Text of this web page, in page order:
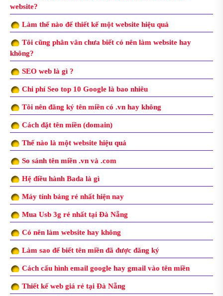
website?
Làm thế nào để thiết kế một website hiệu quả
Tôi cũng phân vân chưa biết có nên làm website hay
không?
SEO web là gì ?
Chi phí Seo top 10 Google là bao nhiêu
Tôi nên đăng ký tên miền có .vn hay không
Cách đặt tên miền (domain)
Thế nào là một website hiệu quả
So sánh tên miền .vn và .com
Hệ điều hành Bada là gì
Máy tính bảng rẻ nhất hiện nay
Mua Usb 3g rẻ nhất tại Đà Nẵng
Có nên làm website hay không
Làm sao để biết tên miền đã được đăng ký
Cách cấu hình email google hay gmail vào tên miền
Thiết kế web giá rẻ tại Đà Nẵng